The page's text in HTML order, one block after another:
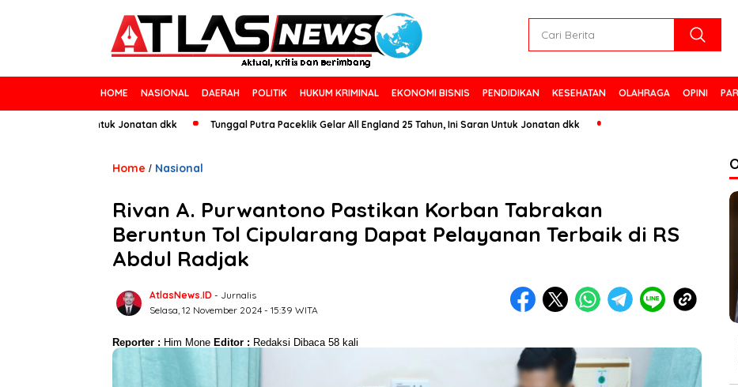
HOME NASIONAL DAERAH POLITIK HUKUM KRIMINAL EKONOMI BISNIS PENDIDIKAN KESEHATAN OLAHRAGA OPINI
Saran Untuk Jonatan dkk Tunggal Putra Paceklik Gelar All England 25 Tahun, Ini Saran Untuk Jonatan dkk
Home / Nasional
Rivan A. Purwantono Pastikan Korban Tabrakan
Beruntun Tol Cipularang Dapat Pelayanan Terbaik di RS
Abdul Radjak
AtlasNews.ID - Jurnalis
Selasa, 12 November 2024 - 15:39 WITA
Reporter : Him Mone Editor : Redaksi Dibaca 58 kali